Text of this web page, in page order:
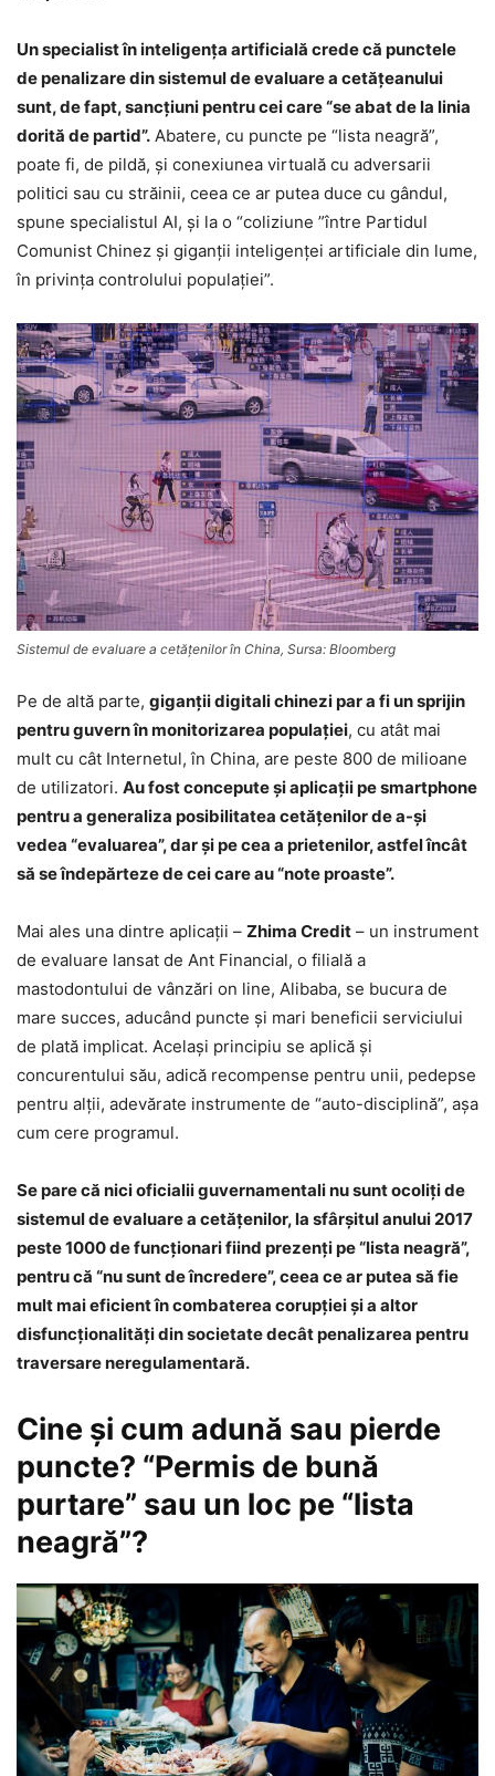
Un specialist în inteligenţa artificială crede că punctele
de penalizare din sistemul de evaluare a cetăţeanului
sunt, de fapt, sancţiuni pentru cei care “se abat de la linia
dorită de partid”. Abatere, cu puncte pe “lista neagră”,
poate fi, de pildă, şi conexiunea virtuală cu adversarii
politici sau cu străinii, ceea ce ar putea duce cu gândul,
spune specialistul AI, şi la o “coliziune ”între Partidul
Comunist Chinez şi giganţii inteligenţei artificiale din lume,
în privinţa controlului populaţiei”.
Sistemul de evaluare a cetăţenilor în China, Sursa: Bloomberg
Pe de altă parte, giganţii digitali chinezi par a fi un sprijin
pentru guvern în monitorizarea populaţiei, cu atât mai
mult cu cât Internetul, în China, are peste 800 de milioane
de utilizatori. Au fost concepute şi aplicaţii pe smartphone
pentru a generaliza posibilitatea cetăţenilor de a-şi
vedea “evaluarea”, dar şi pe cea a prietenilor, astfel încât
să se îndepărteze de cei care au “note proaste”.
Mai ales una dintre aplicaţii – Zhima Credit – un instrument
de evaluare lansat de Ant Financial, o filială a
mastodontului de vânzări on line, Alibaba, se bucura de
mare succes, aducând puncte şi mari beneficii serviciului
de plată implicat. Acelaşi principiu se aplică şi
concurentului său, adică recompense pentru unii, pedepse
pentru alţii, adevărate instrumente de “auto-disciplină”, aşa
cum cere programul.
Se pare că nici oficialii guvernamentali nu sunt ocoliţi de
sistemul de evaluare a cetăţenilor, la sfârşitul anului 2017
peste 1000 de funcţionari fiind prezenţi pe “lista neagră”,
pentru că “nu sunt de încredere”, ceea ce ar putea să fie
mult mai eficient în combaterea corupţiei şi a altor
disfuncţionalităţi din societate decât penalizarea pentru
traversare neregulamentară.
Cine şi cum adună sau pierde
puncte? “Permis de bună
purtare” sau un loc pe “lista
neagră”?